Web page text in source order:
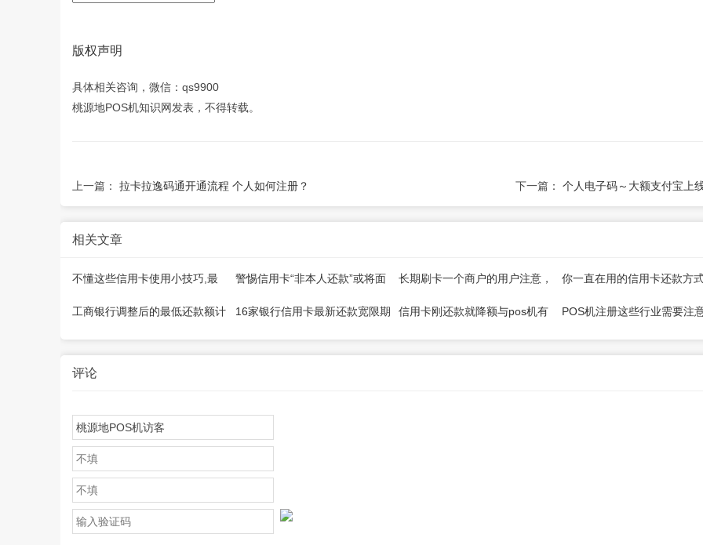
版权声明
具体相关咨询，微信：qs9900
桃源地POS机知识网发表，不得转载。
上一篇： 拉卡拉逸码通开通流程 个人如何注册？ 下一篇： 个人电子码～大额支付宝上
相关文章
不懂这些信用卡使用小技巧,最
好不要用卡！
警惕信用卡“非本人还款”或将面
临降额、冻结、止付等风险！
长期刷卡一个商户的用户注意，
有银行开始管控了！
你一直在用的信用卡还款方
对的吗？
工商银行调整后的最低还款额计
16家银行信用卡最新还款宽限期
信用卡刚还款就降额与pos机有
POS机注册这些行业需要注
评论